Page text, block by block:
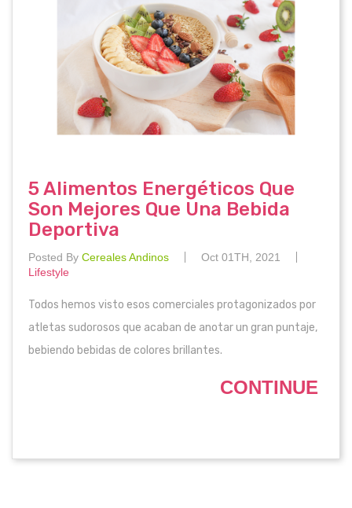
5 Alimentos Energéticos Que
Son Mejores Que Una Bebida
Deportiva
Posted By Cereales Andinos
Oct 01TH, 2021
Lifestyle
Todos hemos visto esos comerciales protagonizados por
atletas sudorosos que acaban de anotar un gran puntaje,
bebiendo bebidas de colores brillantes.
CONTINUE